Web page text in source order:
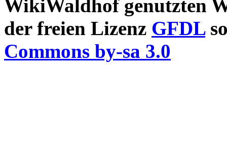
WikiWaldhof genutzten
der freien Lizenz GFDL
Commons by-sa 3.0